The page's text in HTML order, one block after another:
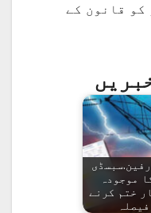
کو قانون کے
موجودہ
ختم کرنے